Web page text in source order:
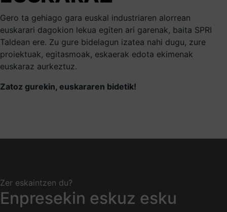
Gero ta gehiago gara euskal industriaren alorrean
euskarari dagokion lekua egiten ari garenak, baita SPRI
Taldean ere. Zu gure bidelagun izatea nahi dugu, zure
proiektuak, egitasmoak, eskaerak edota ekimenak
euskaraz aurkeztuz.
Zatoz gurekin, euskararen bidetik!
Zer eskaintzen du?
Enpresekin eskuz esku